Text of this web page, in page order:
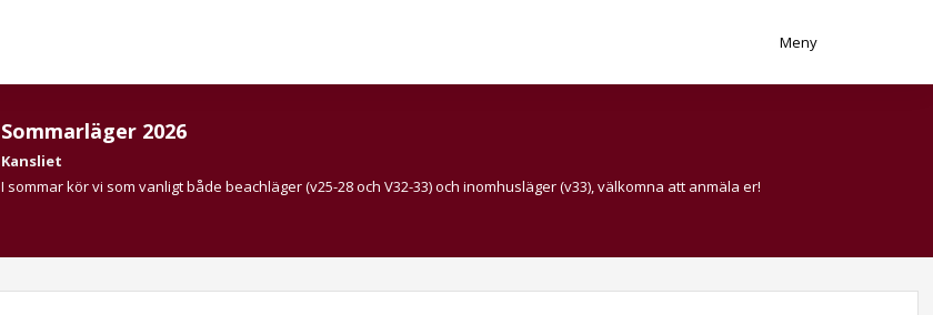
Meny
Sommarläger 2026
Kansliet
I sommar kör vi som vanligt både beachläger (v25-28 och V32-33) och inomhusläger (v33), välkomna att anmäla er!